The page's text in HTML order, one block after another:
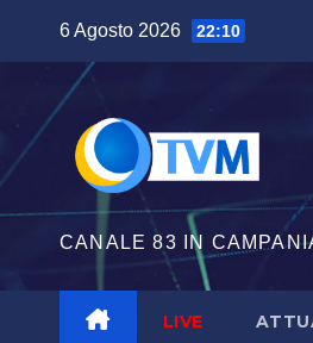
contenuto
6 Agosto 2026 22:10
CANALE 83 IN
LIVE